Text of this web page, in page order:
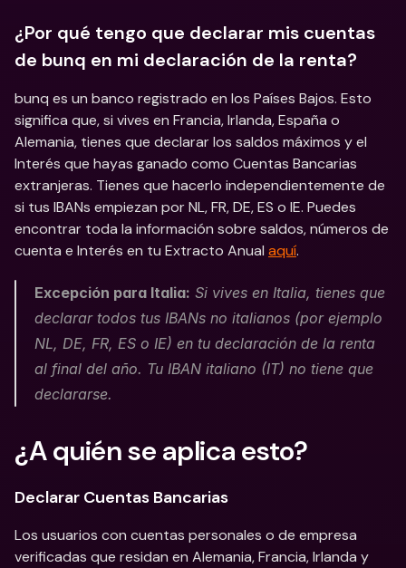
¿Por qué tengo que declarar mis cuentas
de bunq en mi declaración de la renta?
bunq es un banco registrado en los Países Bajos. Esto
significa que, si vives en Francia, Irlanda, España o
Alemania, tienes que declarar los saldos máximos y el
Interés que hayas ganado como Cuentas Bancarias
extranjeras. Tienes que hacerlo independientemente de
si tus IBANs empiezan por NL, FR, DE, ES o IE. Puedes
encontrar toda la información sobre saldos, números de
cuenta e Interés en tu Extracto Anual aquí.
Excepción para Italia: Si vives en Italia, tienes que
declarar todos tus IBANs no italianos (por ejemplo
NL, DE, FR, ES o IE) en tu declaración de la renta
al final del año. Tu IBAN italiano (IT) no tiene que
declararse.
¿A quién se aplica esto?
Declarar Cuentas Bancarias
Los usuarios con cuentas personales o de empresa
verificadas que residan en Alemania, Francia, Irlanda y